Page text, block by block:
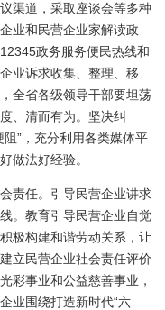
渠道，采取座谈会等多种
业和民营企业家解读政
政务服务便民热线和
业诉求收集、整理、移
全省各级领导干部要坦荡
、清而有为。坚决纠
阻”，充分利用各类媒体平
做法好经验。
责任。引导民营企业讲求
。教育引导民营企业自觉
极构建和谐劳动关系，让
立民营企业社会责任评价
彩事业和公益慈善事业，
业围绕打造新时代“六